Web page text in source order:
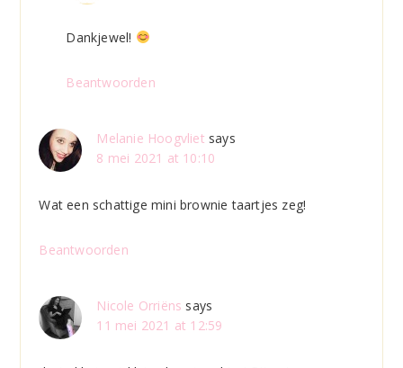
Dankjewel!
Beantwoorden
Melanie Hoogvliet says
8 mei 2021 at 10:10
Wat een schattige mini brownie taartjes zeg!
Beantwoorden
Nicole Orriëns says
11 mei 2021 at 12:59